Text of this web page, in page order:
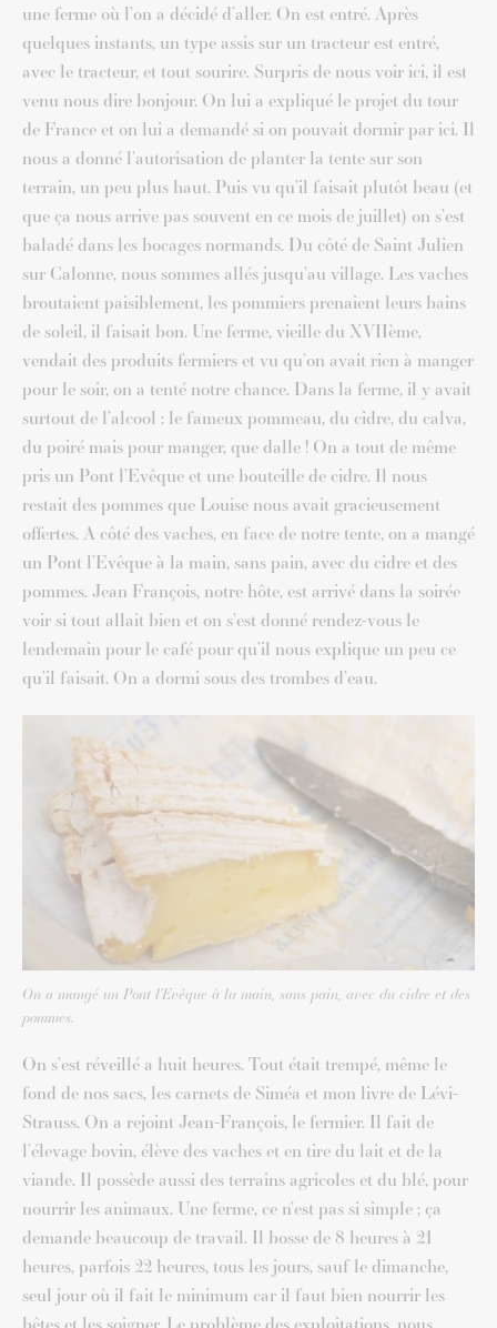
une ferme où l’on a décidé d’aller. On est entré. Après
quelques instants, un type assis sur un tracteur est entré,
avec le tracteur, et tout sourire. Surpris de nous voir ici, il est
venu nous dire bonjour. On lui a expliqué le projet du tour
de France et on lui a demandé si on pouvait dormir par ici. Il
nous a donné l’autorisation de planter la tente sur son
terrain, un peu plus haut. Puis vu qu’il faisait plutôt beau (et
que ça nous arrive pas souvent en ce mois de juillet) on s’est
baladé dans les bocages normands. Du côté de Saint Julien
sur Calonne, nous sommes allés jusqu’au village. Les vaches
broutaient paisiblement, les pommiers prenaient leurs bains
de soleil, il faisait bon. Une ferme, vieille du XVIIème,
vendait des produits fermiers et vu qu’on avait rien à manger
pour le soir, on a tenté notre chance. Dans la ferme, il y avait
surtout de l’alcool : le fameux pommeau, du cidre, du calva,
du poiré mais pour manger, que dalle ! On a tout de même
pris un Pont l’Evêque et une bouteille de cidre. Il nous
restait des pommes que Louise nous avait gracieusement
offertes. A côté des vaches, en face de notre tente, on a mangé
un Pont l’Evêque à la main, sans pain, avec du cidre et des
pommes. Jean François, notre hôte, est arrivé dans la soirée
voir si tout allait bien et on s’est donné rendez-vous le
lendemain pour le café pour qu’il nous explique un peu ce
qu’il faisait. On a dormi sous des trombes d’eau.
On a mangé un Pont l’Evêque à la main, sans pain, avec du cidre et des
pommes.
On s’est réveillé a huit heures. Tout était trempé, même le
fond de nos sacs, les carnets de Siméa et mon livre de Lévi-
Strauss. On a rejoint Jean-François, le fermier. Il fait de
l’élevage bovin, élève des vaches et en tire du lait et de la
viande. Il possède aussi des terrains agricoles et du blé, pour
nourrir les animaux. Une ferme, ce n’est pas si simple ; ça
demande beaucoup de travail. Il bosse de 8 heures à 21
heures, parfois 22 heures, tous les jours, sauf le dimanche,
seul jour où il fait le minimum car il faut bien nourrir les